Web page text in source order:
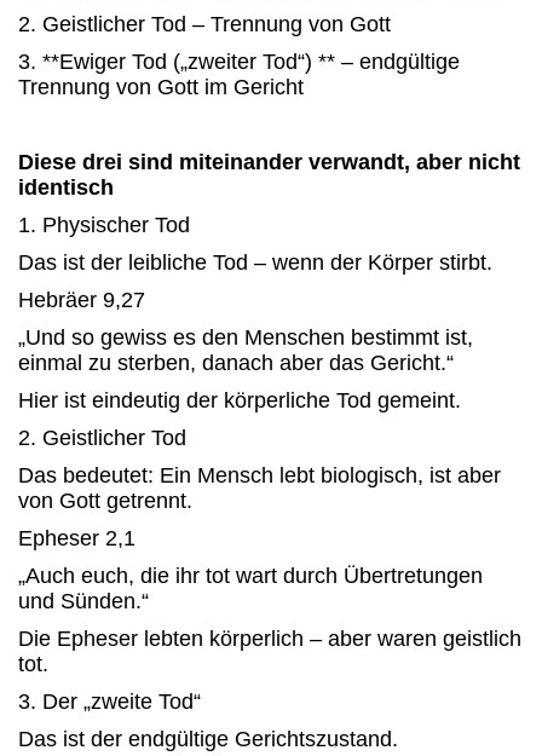
2. Geistlicher Tod – Trennung von Gott
3. **Ewiger Tod („zweiter Tod“) ** – endgültige
Trennung von Gott im Gericht
Diese drei sind miteinander verwandt, aber nicht
identisch
1. Physischer Tod
Das ist der leibliche Tod – wenn der Körper stirbt.
Hebräer 9,27
„Und so gewiss es den Menschen bestimmt ist,
einmal zu sterben, danach aber das Gericht.“
Hier ist eindeutig der körperliche Tod gemeint.
2. Geistlicher Tod
Das bedeutet: Ein Mensch lebt biologisch, ist aber
von Gott getrennt.
Epheser 2,1
„Auch euch, die ihr tot wart durch Übertretungen
und Sünden.“
Die Epheser lebten körperlich – aber waren geistlich
tot.
3. Der „zweite Tod“
Das ist der endgültige Gerichtszustand.